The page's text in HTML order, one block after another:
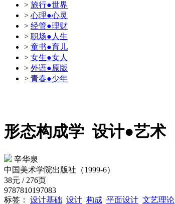
> 旅行●世界
> 心理●心灵
> 经管●理财
> 职场●人生
> 童书●育儿
> 女生●女人
> 外语●原版
> 青春●少年
形态构成学 设计●艺术
辛华泉
中国美术学院出版社（1999-6）
38元 / 276页
9787810197083
标签： 设计基础 设计 构成 平面设计 文艺理论